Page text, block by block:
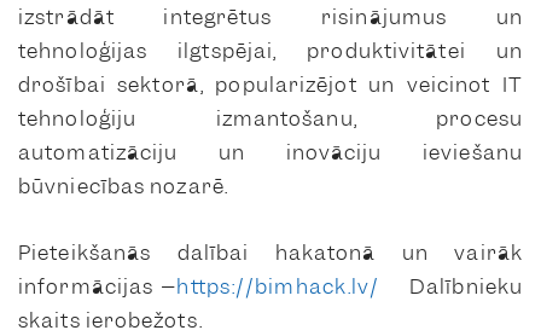
izstrādāt integrētus risinājumus un
tehnoloģijas ilgtspējai, produktivitātei un
drošībai sektorā, popularizējot un veicinot IT
tehnoloģiju izmantošanu, procesu
automatizāciju un inovāciju ieviešanu
būvniecības nozarē.
Pieteikšanās dalībai hakatonā un vairāk
informācijas –https://bimhack.lv/
Dalībnieku
skaits ierobežots.